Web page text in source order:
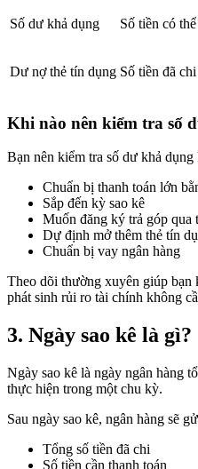
Số dư khả dụng Số tiền có
Dư nợ thẻ tín dụng Số tiền đã
Khi nào nên kiểm tra số
Bạn nên kiểm tra số dư khả dụng
Chuẩn bị thanh toán lớn
Sắp đến kỳ sao kê
Muốn đăng ký trả góp qua
Dự định mở thêm thẻ tín
Chuẩn bị vay ngân hàng
Theo dõi thường xuyên giúp bạn
phát sinh rủi ro tài chính không
3. Ngày sao kê là gì?
Ngày sao kê là ngày ngân hàng
thực hiện trong một chu kỳ.
Sau ngày sao kê, ngân hàng sẽ
Tổng số tiền đã chi
Số tiền cần thanh toán